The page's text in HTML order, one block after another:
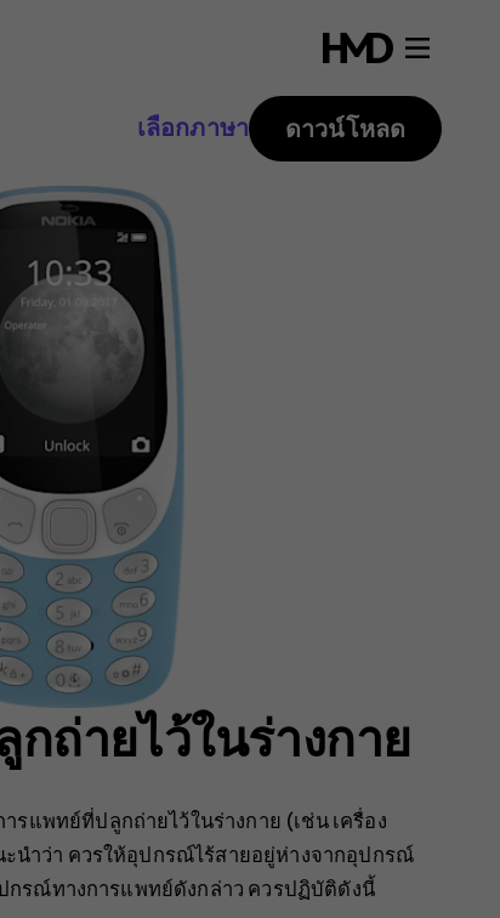
เลือกภาษา ดาวน์โหลด
ถ่ายไว้ในร่างกาย
แพทย์ที่ปลูกถ่ายไว้ในร่างกาย (เช่น เครื่อง
นำว่า ควรให้อุปกรณ์ไร้สายอยู่ห่างจากอุปกรณ์
กรณ์ทางการแพทย์ดังกล่าว ควรปฏิบัติดังนี้